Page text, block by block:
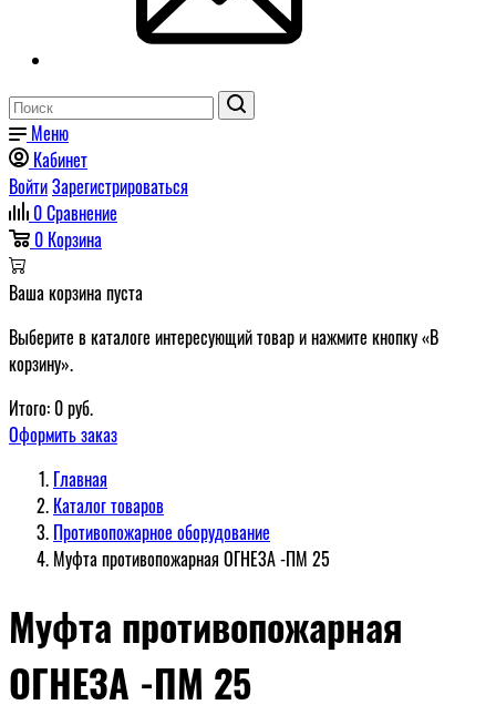
Меню
Кабинет
ВойтиЗарегистрироваться
0Сравнение
0 Корзина
Ваша корзина пуста
Выберите в каталоге интересующий товар и нажмите кнопку «В
корзину».
Итого: 0руб.
Оформить заказ
Главная
Каталог товаров
Противопожарное оборудование
Муфта противопожарная ОГНЕЗА -ПМ 25
Муфта противопожарная
ОГНЕЗА -ПМ 25